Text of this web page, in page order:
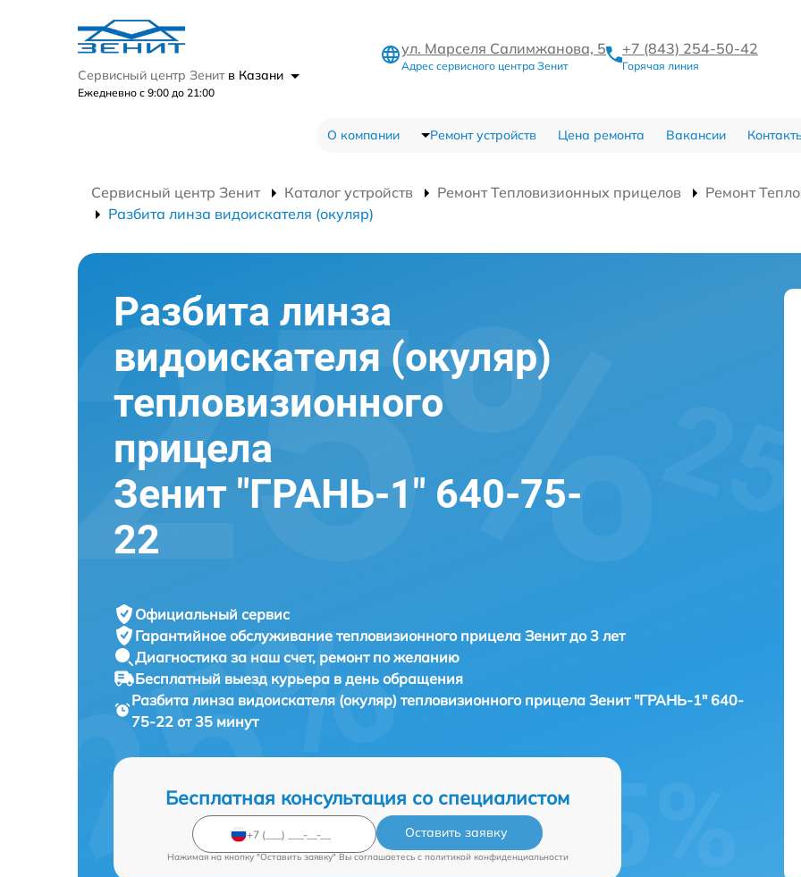
Сервисный центр Зенит в Казани
Ежедневно с 9:00 до 21:00
ул. Марселя Салимжанова, 5
Адрес сервисного центра Зенит
+7 (843) 254-50-42
Горячая линия
О компании Ремонт устройств Цена ремонта Вакансии
Сервисный центр Зенит Каталог устройств Ремонт Тепловизионных прицелов
Ремонт
Разбита линза видоискателя (окуляр)
Разбита линза
видоискателя (окуляр)
тепловизионного
прицела
Зенит "ГРАНЬ-1" 640-75-
22
Официальный сервис
Гарантийное обслуживание тепловизионного прицела Зенит до 3 лет
Диагностика за наш счет, ремонт по желанию
Бесплатный выезд курьера в день обращения
Разбита линза видоискателя (окуляр) тепловизионного прицелаЗенит "ГРАНЬ-1" 640-
75-22 от 35 минут
Бесплатная консультация со специалистом
Оставить заявку
Нажимая на кнопку "Оставить заявку" Вы соглашаетесь c политикой конфиденциальности